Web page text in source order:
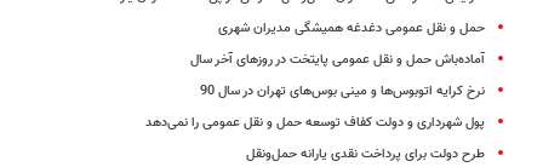
حمل و نقل عمومی دغدغه همیشگی مدیران شهری
آماده‌باش حمل و نقل عمومی پایتخت در روزهای آخر سال
نرخ کرایه اتوبوس‌ها و مینی بوس‌های تهران در سال 90
پول شهرداری و دولت کفاف توسعه حمل و نقل عمومی را نمی‌دهد
طرح دولت برای پرداخت نقدی یارانه حمل‌ونقل